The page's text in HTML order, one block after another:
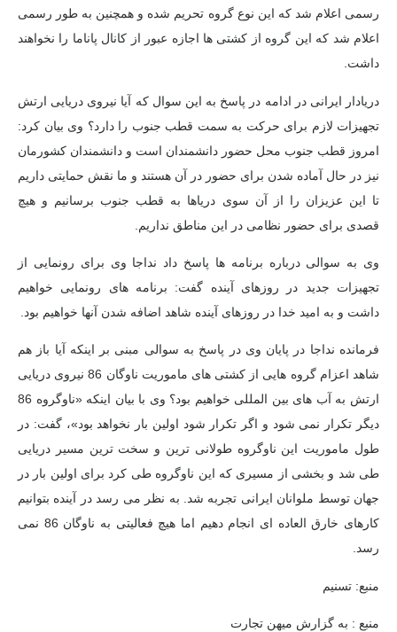
رسمی اعلام شد که این نوع گروه تحریم شده و همچنین به طور رسمی
اعلام شد که این گروه از کشتی ها اجازه عبور از کانال پاناما را نخواهند
داشت.
دریادار ایرانی در ادامه در پاسخ به این سوال که آیا نیروی دریایی ارتش
تجهیزات لازم برای حرکت به سمت قطب جنوب را دارد؟ وی بیان کرد:
امروز قطب جنوب محل حضور دانشمندان است و دانشمندان کشورمان
نیز در حال آماده شدن برای حضور در آن هستند و ما نقش حمایتی داریم
تا این عزیزان را از آن سوی دریاها به قطب جنوب برسانیم و هیچ
قصدی برای حضور نظامی در این مناطق نداریم.
وی به سوالی درباره برنامه ها پاسخ داد نداجا وی برای رونمایی از
تجهیزات جدید در روزهای آینده گفت: برنامه های رونمایی خواهیم
داشت و به امید خدا در روزهای آینده شاهد اضافه شدن آنها خواهیم بود.
فرمانده نداجا در پایان وی در پاسخ به سوالی مبنی بر اینکه آیا باز هم
شاهد اعزام گروه هایی از کشتی های ماموریت ناوگان 86 نیروی دریایی
ارتش به آب های بین المللی خواهیم بود؟ وی با بیان اینکه «ناوگروه 86
دیگر تکرار نمی شود و اگر تکرار شود اولین بار نخواهد بود»، گفت: در
طول ماموریت این ناوگروه طولانی ترین و سخت ترین مسیر دریایی
طی شد و بخشی از مسیری که این ناوگروه طی کرد برای اولین بار در
جهان توسط ملوانان ایرانی تجربه شد. به نظر می رسد در آینده بتوانیم
کارهای خارق العاده ای انجام دهیم اما هیچ فعالیتی به ناوگان 86 نمی
رسد.
منبع: تسنیم
منبع : به گزارش میهن تجارت